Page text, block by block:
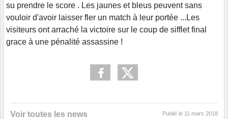
su prendre le score . Les jaunes et bleus peuvent sans
vouloir d'avoir laisser fler un match à leur portée ...Les
visiteurs ont arraché la victoire sur le coup de sifflet final
grace à une pénalité assassine !
Voir toutes les news Publié le 11 mars 2018